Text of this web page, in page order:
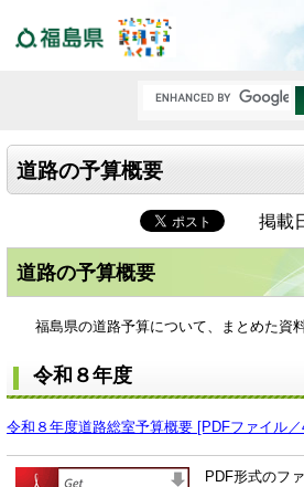
道路の予算概要
掲載
道路の予算概要
福島県の道路予算について、まとめた資料
令和８年度
令和８年度道路総室予算概要 [PDFファイル／
PDF形式のフ